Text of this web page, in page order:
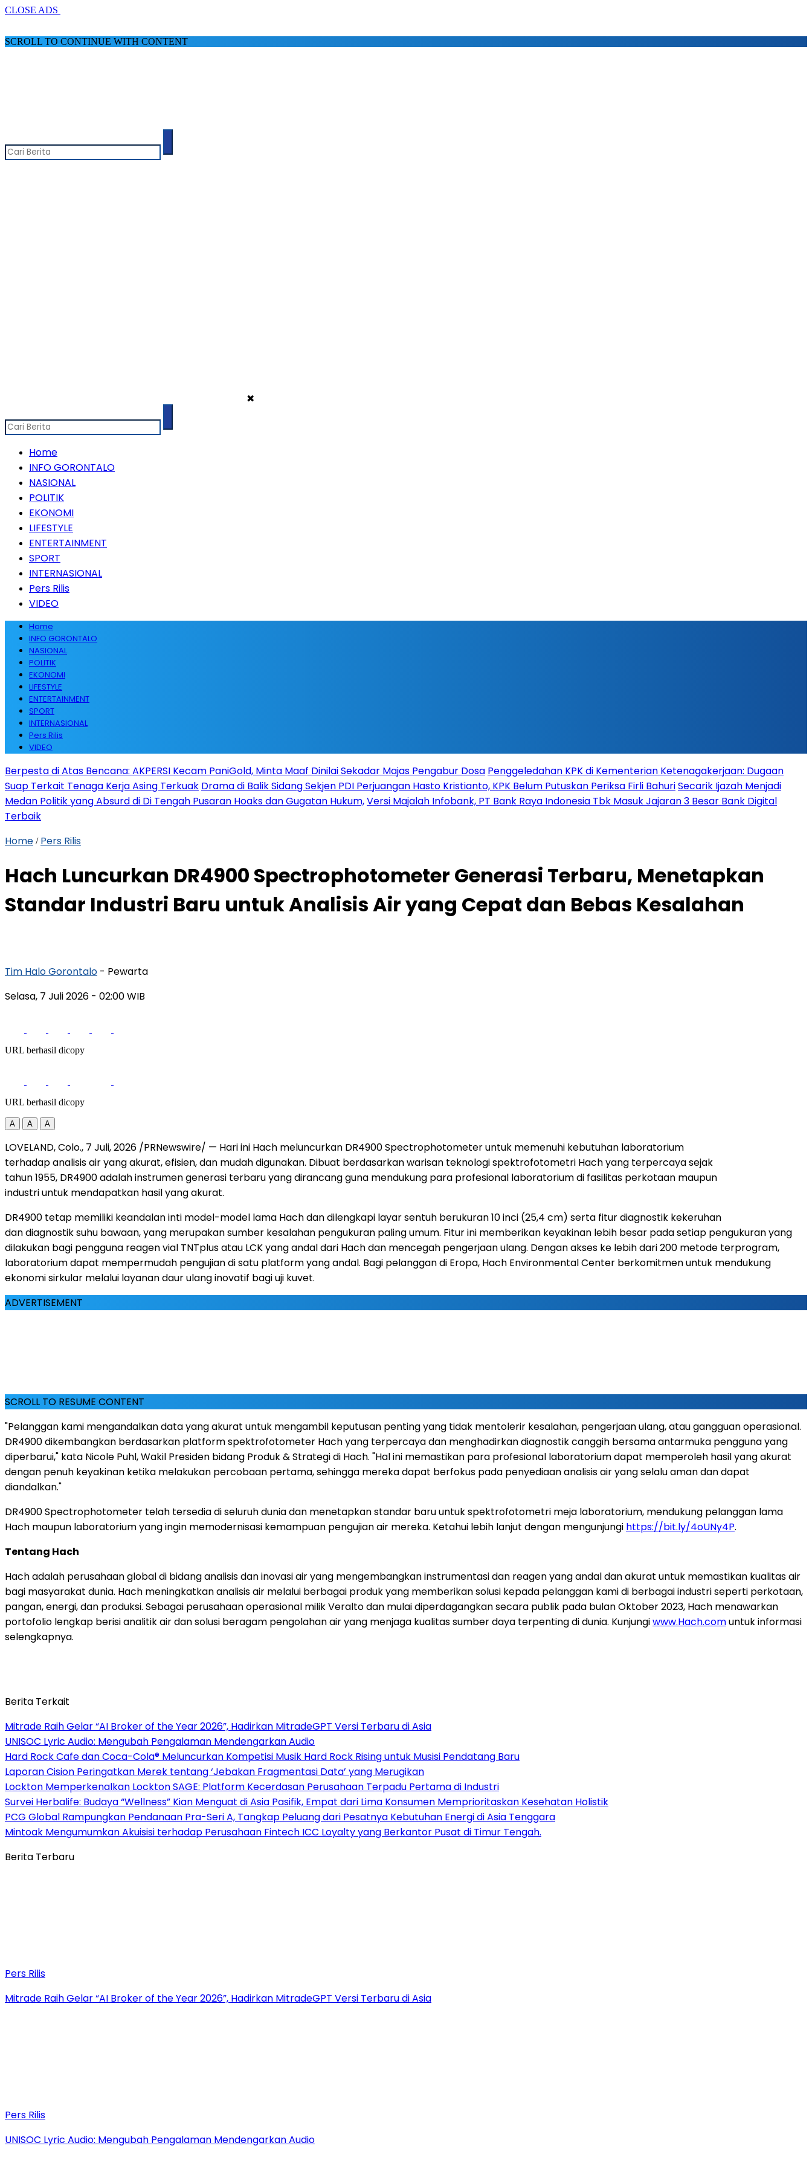
CLOSE ADS
SCROLL TO CONTINUE WITH CONTENT
✖
Home
INFO GORONTALO
NASIONAL
POLITIK
EKONOMI
LIFESTYLE
ENTERTAINMENT
SPORT
INTERNASIONAL
Pers Rilis
VIDEO
Home
INFO GORONTALO
NASIONAL
POLITIK
EKONOMI
LIFESTYLE
ENTERTAINMENT
SPORT
INTERNASIONAL
Pers Rilis
VIDEO
Berpesta di Atas Bencana: AKPERSI Kecam PaniGold, Minta Maaf Dinilai Sekadar Majas Pengabur Dosa Penggeledahan KPK di Kementerian Ketenagakerjaan: Dugaan
Suap Terkait Tenaga Kerja Asing Terkuak Drama di Balik Sidang Sekjen PDI Perjuangan Hasto Kristianto, KPK Belum Putuskan Periksa Firli BahuriSecarik Ijazah Menjadi
Medan Politik yang Absurd di Di Tengah Pusaran Hoaks dan Gugatan Hukum,Versi Majalah Infobank, PT Bank Raya Indonesia Tbk Masuk Jajaran 3 Besar Bank Digital
Terbaik
Home / Pers Rilis
Hach Luncurkan DR4900 Spectrophotometer Generasi Terbaru, Menetapkan
Standar Industri Baru untuk Analisis Air yang Cepat dan Bebas Kesalahan
Tim Halo Gorontalo - Pewarta
Selasa, 7 Juli 2026 - 02:00 WIB
URL berhasil dicopy
URL berhasil dicopy
A A A
LOVELAND, Colo., 7 Juli, 2026 /PRNewswire/ — Hari ini Hach meluncurkan DR4900 Spectrophotometer untuk memenuhi kebutuhan laboratorium
terhadap analisis air yang akurat, efisien, dan mudah digunakan. Dibuat berdasarkan warisan teknologi spektrofotometri Hach yang terpercaya sejak
tahun 1955, DR4900 adalah instrumen generasi terbaru yang dirancang guna mendukung para profesional laboratorium di fasilitas perkotaan maupun
industri untuk mendapatkan hasil yang akurat.
DR4900 tetap memiliki keandalan inti model-model lama Hach dan dilengkapi layar sentuh berukuran 10 inci (25,4 cm) serta fitur diagnostik kekeruhan
dan diagnostik suhu bawaan, yang merupakan sumber kesalahan pengukuran paling umum. Fitur ini memberikan keyakinan lebih besar pada setiap pengukuran yang
dilakukan bagi pengguna reagen vial TNTplus atau LCK yang andal dari Hach dan mencegah pengerjaan ulang. Dengan akses ke lebih dari 200 metode terprogram,
laboratorium dapat mempermudah pengujian di satu platform yang andal. Bagi pelanggan di Eropa, Hach Environmental Center berkomitmen untuk mendukung
ekonomi sirkular melalui layanan daur ulang inovatif bagi uji kuvet.
ADVERTISEMENT
SCROLL TO RESUME CONTENT
"Pelanggan kami mengandalkan data yang akurat untuk mengambil keputusan penting yang tidak mentolerir kesalahan, pengerjaan ulang, atau gangguan operasional.
DR4900 dikembangkan berdasarkan platform spektrofotometer Hach yang terpercaya dan menghadirkan diagnostik canggih bersama antarmuka pengguna yang
diperbarui," kata Nicole Puhl, Wakil Presiden bidang Produk & Strategi di Hach. "Hal ini memastikan para profesional laboratorium dapat memperoleh hasil yang akurat
dengan penuh keyakinan ketika melakukan percobaan pertama, sehingga mereka dapat berfokus pada penyediaan analisis air yang selalu aman dan dapat
diandalkan."
DR4900 Spectrophotometer telah tersedia di seluruh dunia dan menetapkan standar baru untuk spektrofotometri meja laboratorium, mendukung pelanggan lama
Hach maupun laboratorium yang ingin memodernisasi kemampuan pengujian air mereka. Ketahui lebih lanjut dengan mengunjungi https://bit.ly/4oUNy4P.
Tentang Hach
Hach adalah perusahaan global di bidang analisis dan inovasi air yang mengembangkan instrumentasi dan reagen yang andal dan akurat untuk memastikan kualitas air
bagi masyarakat dunia. Hach meningkatkan analisis air melalui berbagai produk yang memberikan solusi kepada pelanggan kami di berbagai industri seperti perkotaan,
pangan, energi, dan produksi. Sebagai perusahaan operasional milik Veralto dan mulai diperdagangkan secara publik pada bulan Oktober 2023, Hach menawarkan
portofolio lengkap berisi analitik air dan solusi beragam pengolahan air yang menjaga kualitas sumber daya terpenting di dunia. Kunjungiwww.Hach.comuntuk informasi
selengkapnya.
Berita Terkait
Mitrade Raih Gelar “AI Broker of the Year 2026”, Hadirkan MitradeGPT Versi Terbaru di Asia
UNISOC Lyric Audio: Mengubah Pengalaman Mendengarkan Audio
Hard Rock Cafe dan Coca-Cola® Meluncurkan Kompetisi Musik Hard Rock Rising untuk Musisi Pendatang Baru
Laporan Cision Peringatkan Merek tentang ‘Jebakan Fragmentasi Data’ yang Merugikan
Lockton Memperkenalkan Lockton SAGE: Platform Kecerdasan Perusahaan Terpadu Pertama di Industri
Survei Herbalife: Budaya “Wellness” Kian Menguat di Asia Pasifik, Empat dari Lima Konsumen Memprioritaskan Kesehatan Holistik
PCG Global Rampungkan Pendanaan Pra-Seri A, Tangkap Peluang dari Pesatnya Kebutuhan Energi di Asia Tenggara
Mintoak Mengumumkan Akuisisi terhadap Perusahaan Fintech ICC Loyalty yang Berkantor Pusat di Timur Tengah.
Berita Terbaru
Pers Rilis
Mitrade Raih Gelar “AI Broker of the Year 2026”, Hadirkan MitradeGPT Versi Terbaru di Asia
Pers Rilis
UNISOC Lyric Audio: Mengubah Pengalaman Mendengarkan Audio